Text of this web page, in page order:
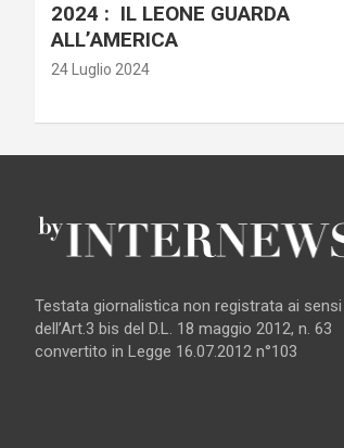
2024 : IL LEONE GUARDA
ALL’AMERICA
24 Luglio 2024
Testata giornalistica non registrata ai sensi
dell’Art.3 bis del D.L. 18 maggio 2012, n. 63
convertito in Legge 16.07.2012 n°103